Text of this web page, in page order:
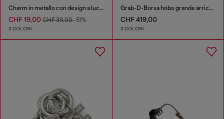
Charm in metallo con design a lucchetto
CHF 19,00 CHF 39,00-51%
2 COLORI
Grab-D-Borsa hobo grande arricciata
CHF 419,00
2 COLORI